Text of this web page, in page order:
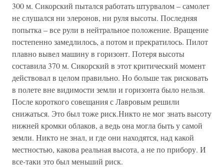
300 м. Сикорский пытался работать штурвалом – самолет
не слушался ни элеронов, ни руля высоты. Последняя
попытка – все рули в нейтральное положение. Вращение
постепенно замедлилось, а потом и прекратилось. Пилот
плавно вывел машину в горизонт. Потеря высоты
составила 370 м. Сикорский в этот критический момент
действовал в целом правильно. Но больше так рисковать
в полете вне видимости земли и горизонта было нельзя.
После короткого совещания с Лавровым решили
снижаться. Это был тоже риск.Никто не мог знать высоту
нижней кромки облаков, а ведь она могла быть у самой
земли. Никто не знал, и где они находятся, над какой
местностью, какова реальная высота, а не по прибору. И
все-таки это был меньший риск.